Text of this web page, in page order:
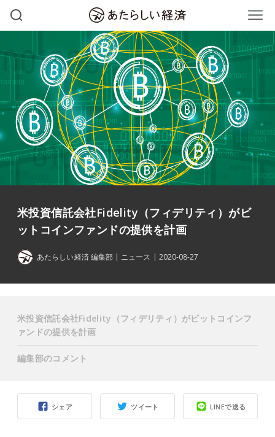
米投資信託会社Fidelity（フィデリティ）がビ
ットコインファンドの提供を計画
あたらしい経済 編集部 ニュース 2020-08-27
シェア ツイート LINEで送る
米投資信託会社Fidelity（フィデリティ）がビットコインフ
ァンドの提供を計画
編集部のコメント